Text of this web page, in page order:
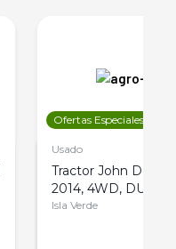
Ofertas Especiales
Usado
Tractor John Deere
2014, 4WD, DUAL
Isla Verde